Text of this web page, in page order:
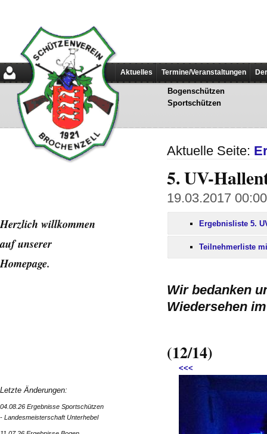
Aktuelles Termine/Veranstaltungen
Bogenschützen
Sportschützen
Aktuelle Seite:
5. UV-
19.03.2017
Ergebnisliste 5.
Teilnehmerliste
Wir bedanken
Wiedersehen
(12/14)
<<<
Herzlich willkommen
auf unserer
Homepage.
Letzte Änderungen:
04.08.26 Ergebnisse Sportschützen
- Landesmeisterschaft Unterhebel